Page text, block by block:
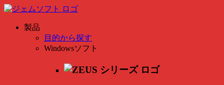
製品
目的から探す
Windowsソフト